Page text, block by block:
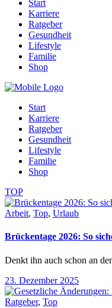
Start
Karriere
Ratgeber
Gesundheit
Lifestyle
Familie
Shop
Start
Karriere
Ratgeber
Gesundheit
Lifestyle
Familie
Shop
TOP
Arbeit, Top, Urlaub
Brückentage 2026: So
Denkt ihn auch schon an
23. Dezember 2025
Ratgeber, Top